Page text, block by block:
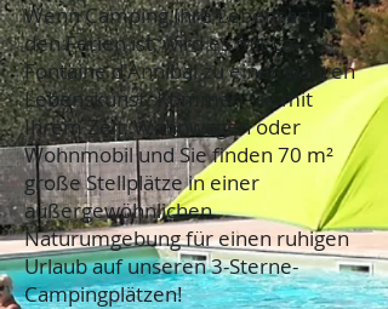
Wenn Camping Ihre Lebensart in
den Ferien ist, wird es mit La
Fontaine d'Annibal zu einer wahren
Lebenskunst. Kommen Sie mit
Ihrem Zelt, Wohnwagen oder
Wohnmobil und Sie finden 70 m²
große Stellplätze in einer
außergewöhnlichen
Naturumgebung für einen ruhigen
Urlaub auf unseren 3-Sterne-
Campingplätzen!